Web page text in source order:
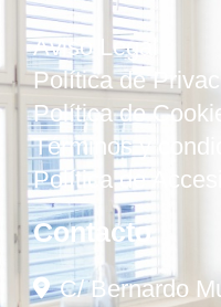
Aviso Legal
Política de
Política de
Términos y
Política de
Contacto
C/ Bernardo